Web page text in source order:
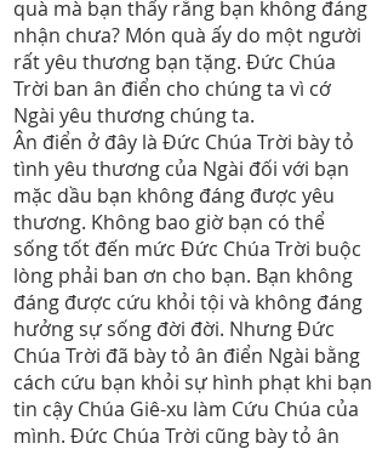
quà mà bạn thấy rằng bạn không đáng
nhận chưa? Món quà ấy do một người
rất yêu thương bạn tặng. Đức Chúa
Trời ban ân điển cho chúng ta vì cớ
Ngài yêu thương chúng ta.
Ân điển ở đây là Đức Chúa Trời bày tỏ
tình yêu thương của Ngài đối với bạn
mặc dầu bạn không đáng được yêu
thương. Không bao giờ bạn có thể
sống tốt đến mức Đức Chúa Trời buộc
lòng phải ban ơn cho bạn. Bạn không
đáng được cứu khỏi tội và không đáng
hưởng sự sống đời đời. Nhưng Đức
Chúa Trời đã bày tỏ ân điển Ngài bằng
cách cứu bạn khỏi sự hình phạt khi bạn
tin cậy Chúa Giê-xu làm Cứu Chúa của
mình. Đức Chúa Trời cũng bày tỏ ân